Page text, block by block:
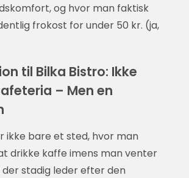
og hvor man faktisk
frokost for under 50 kr. (ja,
til Bilka Bistro: Ikke
– Men en
ikke bare et sted, hvor man
drikke kaffe imens man venter
der stadig leder efter den